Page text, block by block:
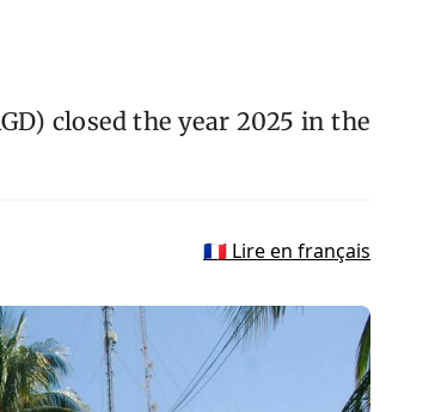
closed the year 2025 in the
🇫🇷 Lire en français